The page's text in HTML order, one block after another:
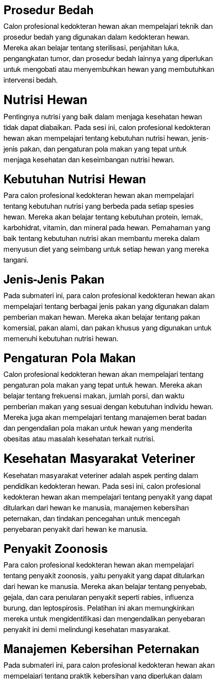
Prosedur Bedah
Calon profesional kedokteran hewan akan mempelajari teknik dan
prosedur bedah yang digunakan dalam kedokteran hewan.
Mereka akan belajar tentang sterilisasi, penjahitan luka,
pengangkatan tumor, dan prosedur bedah lainnya yang diperlukan
untuk mengobati atau menyembuhkan hewan yang membutuhkan
intervensi bedah.
Nutrisi Hewan
Pentingnya nutrisi yang baik dalam menjaga kesehatan hewan
tidak dapat diabaikan. Pada sesi ini, calon profesional kedokteran
hewan akan mempelajari tentang kebutuhan nutrisi hewan, jenis-
jenis pakan, dan pengaturan pola makan yang tepat untuk
menjaga kesehatan dan keseimbangan nutrisi hewan.
Kebutuhan Nutrisi Hewan
Para calon profesional kedokteran hewan akan mempelajari
tentang kebutuhan nutrisi yang berbeda pada setiap spesies
hewan. Mereka akan belajar tentang kebutuhan protein, lemak,
karbohidrat, vitamin, dan mineral pada hewan. Pemahaman yang
baik tentang kebutuhan nutrisi akan membantu mereka dalam
menyusun diet yang seimbang untuk setiap hewan yang mereka
tangani.
Jenis-Jenis Pakan
Pada submateri ini, para calon profesional kedokteran hewan akan
mempelajari tentang berbagai jenis pakan yang digunakan dalam
pemberian makan hewan. Mereka akan belajar tentang pakan
komersial, pakan alami, dan pakan khusus yang digunakan untuk
memenuhi kebutuhan nutrisi hewan.
Pengaturan Pola Makan
Calon profesional kedokteran hewan akan mempelajari tentang
pengaturan pola makan yang tepat untuk hewan. Mereka akan
belajar tentang frekuensi makan, jumlah porsi, dan waktu
pemberian makan yang sesuai dengan kebutuhan individu hewan.
Mereka juga akan mempelajari tentang manajemen berat badan
dan pengendalian pola makan untuk hewan yang menderita
obesitas atau masalah kesehatan terkait nutrisi.
Kesehatan Masyarakat Veteriner
Kesehatan masyarakat veteriner adalah aspek penting dalam
pendidikan kedokteran hewan. Pada sesi ini, calon profesional
kedokteran hewan akan mempelajari tentang penyakit yang dapat
ditularkan dari hewan ke manusia, manajemen kebersihan
peternakan, dan tindakan pencegahan untuk mencegah
penyebaran penyakit dari hewan ke manusia.
Penyakit Zoonosis
Para calon profesional kedokteran hewan akan mempelajari
tentang penyakit zoonosis, yaitu penyakit yang dapat ditularkan
dari hewan ke manusia. Mereka akan belajar tentang penyebab,
gejala, dan cara penularan penyakit seperti rabies, influenza
burung, dan leptospirosis. Pelatihan ini akan memungkinkan
mereka untuk mengidentifikasi dan mengendalikan penyebaran
penyakit ini demi melindungi kesehatan masyarakat.
Manajemen Kebersihan Peternakan
Pada submateri ini, para calon profesional kedokteran hewan akan
mempelajari tentang praktik kebersihan yang diperlukan dalam